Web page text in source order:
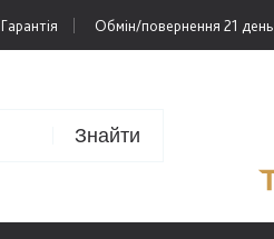
Гарантія Обмін/повернення 21 день
Знайти